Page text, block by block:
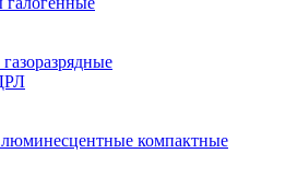
компактные